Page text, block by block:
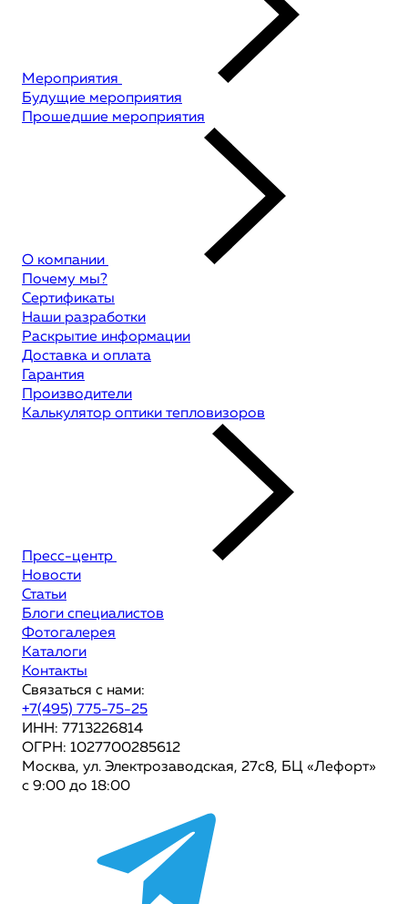
Мероприятия
Будущие мероприятия
Прошедшие мероприятия
О компании
Почему мы?
Сертификаты
Наши разработки
Раскрытие информации
Доставка и оплата
Гарантия
Производители
Калькулятор оптики тепловизоров
Пресс-центр
Новости
Статьи
Блоги специалистов
Фотогалерея
Каталоги
Контакты
Связаться с нами:
+7(495) 775-75-25
ИНН: 7713226814
ОГРН: 1027700285612
Москва, ул. Электрозаводская, 27с8, БЦ «Лефорт»
с 9:00 до 18:00